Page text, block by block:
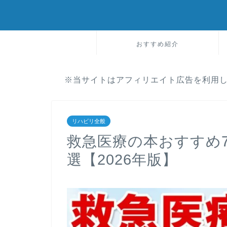
おすすめ紹介
※当サイトはアフィリエイト広告を利用
リハビリ全般
救急医療の本おすす
選【2026年版】